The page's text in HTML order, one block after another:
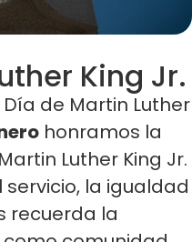
King Jr.
de Martin Luther
honramos la
Luther King Jr.
la igualdad
recuerda la